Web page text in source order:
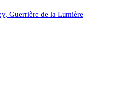
Guerrière de la Lumière